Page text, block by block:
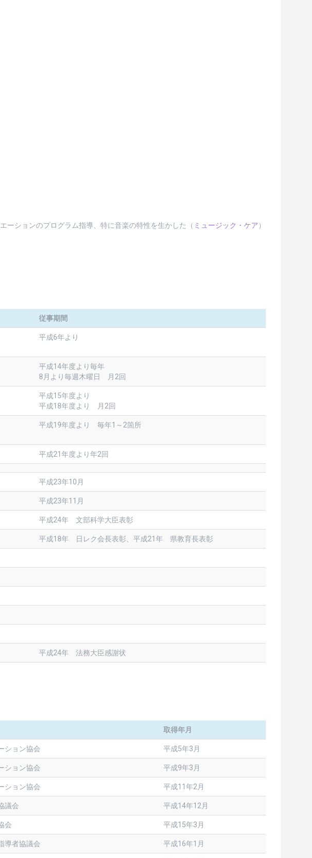
ーションのプログラム指導、特に音楽の特性を生かした（ ミュージック・ケア）
従事期間
平成6年より
平成14年度より毎年
8月より毎週木曜日 月2回
平成15年度より
平成18年度より 月2回
平成19年度より 毎年1～2箇所
平成21年度より年2回
平成23年10月
平成23年11月
平成24年 文部科学大臣表彰
平成18年 日レク会長表彰、平成21年 県教育長表彰
平成24年 法務大臣感謝状
取得年月
ション協会 平成5年3月
ション協会 平成9年3月
ション協会 平成11年2月
議会 平成14年12月
会 平成15年3月
導者協議会 平成16年1月